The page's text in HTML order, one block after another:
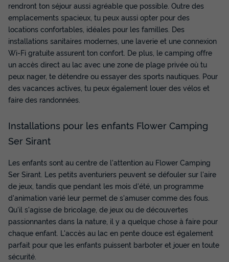
MOBILHOME 6 personnes - Mobile Home Standard Loggia
26m² - 2 chambres + terrasse couverte 9m² + TV 4/6 pers
du
18/09/2026 au 25/09/2026
Modifier les dates
476 €
MOBILHOME 4 personnes - Mobil home
Life Confort PMR 32m² - 2 chambres +
terrasse couverte 18m² + 2 TV 4 pers
rendront ton séjour aussi agréable que possible. Outre des
emplacements spacieux, tu peux aussi opter pour des
locations confortables, idéales pour les familles. Des
installations sanitaires modernes, une laverie et une connexion
Wi-Fi gratuite assurent ton confort. De plus, le camping offre
un accès direct au lac avec une zone de plage privée où tu
peux nager, te détendre ou essayer des sports nautiques. Pour
des vacances actives, tu peux également louer des vélos et
faire des randonnées.
Installations pour les enfants Flower Camping
Ser Sirant
Les enfants sont au centre de l'attention au Flower Camping
Ser Sirant. Les petits aventuriers peuvent se défouler sur l'aire
de jeux, tandis que pendant les mois d'été, un programme
d'animation varié leur permet de s'amuser comme des fous.
Qu'il s'agisse de bricolage, de jeux ou de découvertes
passionnantes dans la nature, il y a quelque chose à faire pour
chaque enfant. L'accès au lac en pente douce est également
parfait pour que les enfants puissent barboter et jouer en toute
sécurité.